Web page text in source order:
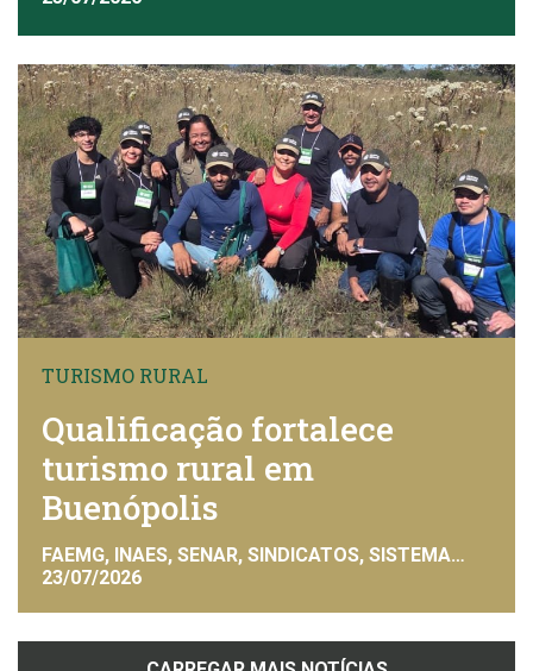
TURISMO RURAL
Qualificação fortalece
turismo rural em
Buenópolis
FAEMG, INAES, SENAR, SINDICATOS, SISTEMA
FAEMG
23/07/2026